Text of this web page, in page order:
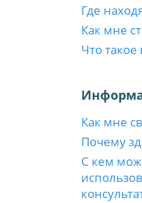
Где
Как мне
Что
Как мне
Почему
С кем